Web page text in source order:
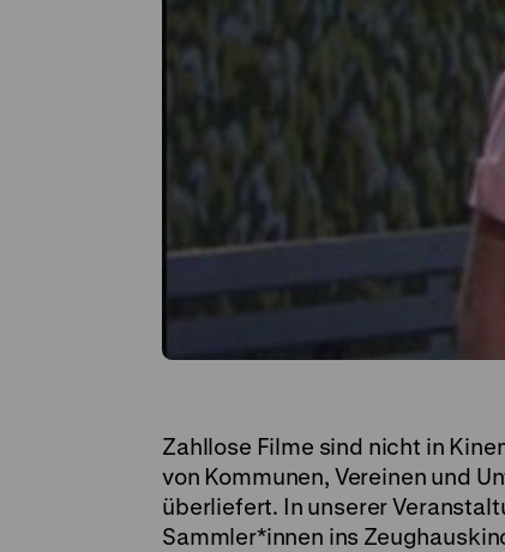
Zahllose Filme sind nicht in
von Kommunen, Vereinen und
überliefert. In unserer
Sammler*innen ins